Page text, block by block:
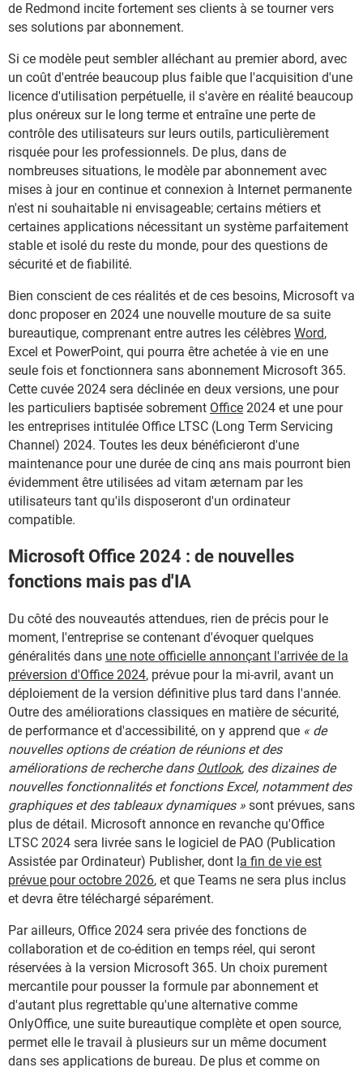
de Redmond incite fortement ses clients à se tourner vers
ses solutions par abonnement.
Si ce modèle peut sembler alléchant au premier abord, avec
un coût d'entrée beaucoup plus faible que l'acquisition d'une
licence d'utilisation perpétuelle, il s'avère en réalité beaucoup
plus onéreux sur le long terme et entraîne une perte de
contrôle des utilisateurs sur leurs outils, particulièrement
risquée pour les professionnels. De plus, dans de
nombreuses situations, le modèle par abonnement avec
mises à jour en continue et connexion à Internet permanente
n'est ni souhaitable ni envisageable; certains métiers et
certaines applications nécessitant un système parfaitement
stable et isolé du reste du monde, pour des questions de
sécurité et de fiabilité.
Bien conscient de ces réalités et de ces besoins, Microsoft va
donc proposer en 2024 une nouvelle mouture de sa suite
bureautique, comprenant entre autres les célèbres Word,
Excel et PowerPoint, qui pourra être achetée à vie en une
seule fois et fonctionnera sans abonnement Microsoft 365.
Cette cuvée 2024 sera déclinée en deux versions, une pour
les particuliers baptisée sobrement Office 2024 et une pour
les entreprises intitulée Office LTSC (Long Term Servicing
Channel) 2024. Toutes les deux bénéficieront d'une
maintenance pour une durée de cinq ans mais pourront bien
évidemment être utilisées ad vitam æternam par les
utilisateurs tant qu'ils disposeront d'un ordinateur
compatible.
Microsoft Office 2024 : de nouvelles
fonctions mais pas d'IA
Du côté des nouveautés attendues, rien de précis pour le
moment, l'entreprise se contenant d'évoquer quelques
généralités dans une note officielle annonçant l'arrivée de la
préversion d'Office 2024, prévue pour la mi-avril, avant un
déploiement de la version définitive plus tard dans l'année.
Outre des améliorations classiques en matière de sécurité,
de performance et d'accessibilité, on y apprend que « de
nouvelles options de création de réunions et des
améliorations de recherche dans Outlook, des dizaines de
nouvelles fonctionnalités et fonctions Excel, notamment des
graphiques et des tableaux dynamiques » sont prévues, sans
plus de détail. Microsoft annonce en revanche qu'Office
LTSC 2024 sera livrée sans le logiciel de PAO (Publication
Assistée par Ordinateur) Publisher, dont la fin de vie est
prévue pour octobre 2026, et que Teams ne sera plus inclus
et devra être téléchargé séparément.
Par ailleurs, Office 2024 sera privée des fonctions de
collaboration et de co-édition en temps réel, qui seront
réservées à la version Microsoft 365. Un choix purement
mercantile pour pousser la formule par abonnement et
d'autant plus regrettable qu'une alternative comme
OnlyOffice, une suite bureautique complète et open source,
permet elle le travail à plusieurs sur un même document
dans ses applications de bureau. De plus et comme on